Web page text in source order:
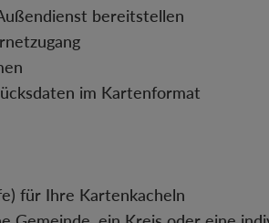
bereitstellen
im Kartenformat
für Ihre Kartenkacheln